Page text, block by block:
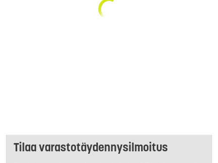
Tilaa varastotäydennysilmoitus